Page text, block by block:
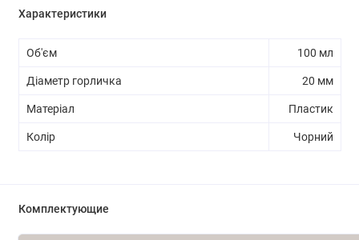
Характеристики
Об'єм 100 мл
Діаметр горличка 20 мм
Матеріал Пластик
Колір Чорний
Комплектующие